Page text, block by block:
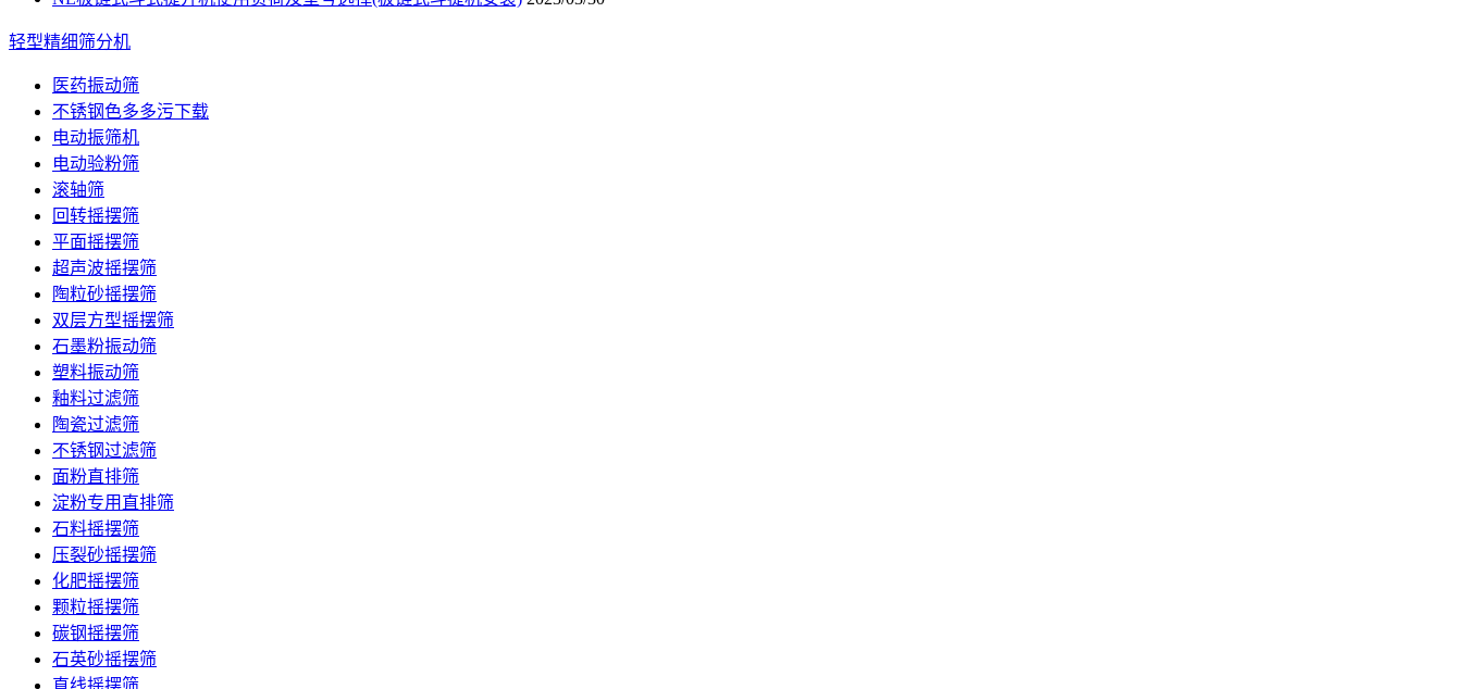
轻型精细筛分机
医药振动筛
不锈钢色多多污下载
电动振筛机
电动验粉筛
滚轴筛
回转摇摆筛
平面摇摆筛
超声波摇摆筛
陶粒砂摇摆筛
双层方型摇摆筛
石墨粉振动筛
塑料振动筛
釉料过滤筛
陶瓷过滤筛
不锈钢过滤筛
面粉直排筛
淀粉专用直排筛
石料摇摆筛
压裂砂摇摆筛
化肥摇摆筛
颗粒摇摆筛
碳钢摇摆筛
石英砂摇摆筛
直线摇摆筛